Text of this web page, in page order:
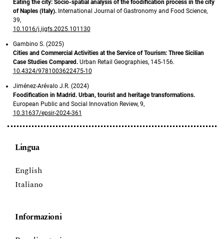
Eating the city: Socio-spatial analysis of the foodification process in the city
of Naples (Italy). International Journal of Gastronomy and Food Science,
39,
10.1016/j.ijgfs.2025.101130
Gambino S. (2025)
Cities and Commercial Activities at the Service of Tourism: Three Sicilian
Case Studies Compared. Urban Retail Geographies, 145-156.
10.4324/9781003622475-10
Jiménez-Arévalo J.R. (2024)
Foodification in Madrid. Urban, tourist and heritage transformations.
European Public and Social Innovation Review, 9,
10.31637/epsir-2024-361
Lingua
English
Italiano
Informazioni